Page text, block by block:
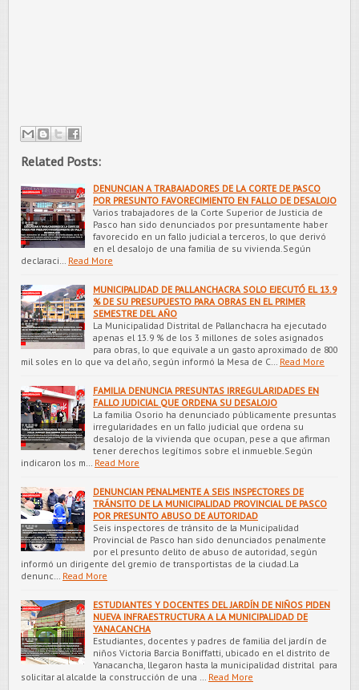
Related Posts:
DENUNCIAN A TRABAJADORES DE LA CORTE DE PASCO
POR PRESUNTO FAVORECIMIENTO EN FALLO DE DESALOJO
Varios trabajadores de la Corte Superior de Justicia de
Pasco han sido denunciados por presuntamente haber
favorecido en un fallo judicial a terceros, lo que derivó
en el desalojo de una familia de su vivienda.Según
declaraci…
Read More
MUNICIPALIDAD DE PALLANCHACRA SOLO EJECUTÓ EL 13.9
% DE SU PRESUPUESTO PARA OBRAS EN EL PRIMER
SEMESTRE DEL AÑO
La Municipalidad Distrital de Pallanchacra ha ejecutado
apenas el 13.9 % de los 3 millones de soles asignados
para obras, lo que equivale a un gasto aproximado de 800
mil soles en lo que va del año, según informó la Mesa de C…
Read More
FAMILIA DENUNCIA PRESUNTAS IRREGULARIDADES EN
FALLO JUDICIAL QUE ORDENA SU DESALOJO
La familia Osorio ha denunciado públicamente presuntas
irregularidades en un fallo judicial que ordena su
desalojo de la vivienda que ocupan, pese a que afirman
tener derechos legítimos sobre el inmueble.Según
indicaron los m…
Read More
DENUNCIAN PENALMENTE A SEIS INSPECTORES DE
TRÁNSITO DE LA MUNICIPALIDAD PROVINCIAL DE PASCO
POR PRESUNTO ABUSO DE AUTORIDAD
Seis inspectores de tránsito de la Municipalidad
Provincial de Pasco han sido denunciados penalmente
por el presunto delito de abuso de autoridad, según
informó un dirigente del gremio de transportistas de la ciudad.La
denunc…
Read More
ESTUDIANTES Y DOCENTES DEL JARDÍN DE NIÑOS PIDEN
NUEVA INFRAESTRUCTURA A LA MUNICIPALIDAD DE
YANACANCHA
Estudiantes, docentes y padres de familia del jardín de
niños Victoria Barcia Boniffatti, ubicado en el distrito de
Yanacancha, llegaron hasta la municipalidad distrital para
solicitar al alcalde la construcción de una …
Read More